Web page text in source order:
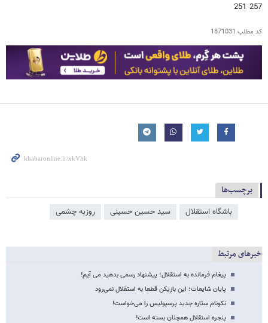
257 251
کد مطلب 1871031
برچسب‌ها
باشگاه استقلال سید حسین حسینی روزبه چشمی
خبرهای مرتبط
پیغام فرمانده به استقلال؛ پیشنهاد رسمی بدهید می آیم!
پایان شایعات؛ این بازیکن قطعا به استقلال نمی‌رود
نکونام ستاره جدید پرسپولیس را می‌خواست!
پنجره استقلال همچنان بسته است!